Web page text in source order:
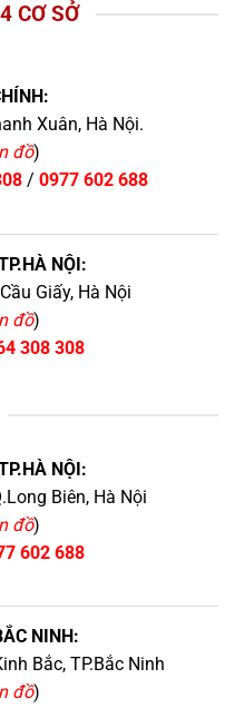
CƠ SỞ
Xuân, Hà Nội.
đồ)
/ 0977 602 688
NỘI:
Giấy, Hà Nội
đồ)
308 308
NỘI:
Biên, Hà Nội
đồ)
602 688
NINH:
Bắc, TP.Bắc Ninh
đồ)